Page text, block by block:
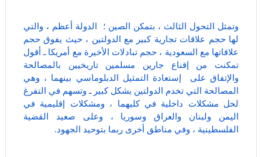
وتمثل التحول الثالث ، بتمكن الصين ؛ الدولة أعظم ، والتي
لها حجم علاقات تجارية كبير مع الدولتين ، حيث يفوق حجم
علاقاتها مع السعودية ، حجم تبادلات الأخيرة مع أمريكا ـ أقول
تمكنت من إقناع جارين مسلمين تاريخيين بالمصالحة
والإتفاق على إستعادة التمثيل الدبلوماسي بينهما ، وهي
المصالحة التي تخدم الدولتين بشكل كبير ـ وتسهم في التفرغ
لحل مشكلات داخلية في كليهما ، ومشكلات إقليمية في
اليمن ولبنان والعراق وسوريا ، وعلى صعيد القضية
الفلسطينية ، وفي مناطق أخرى ربما بتوحيد الجهود.